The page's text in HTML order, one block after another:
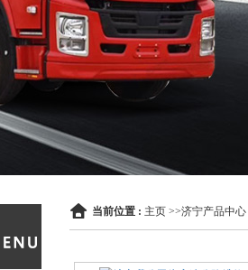
当前位置 : 主页 >>济宁产品中心